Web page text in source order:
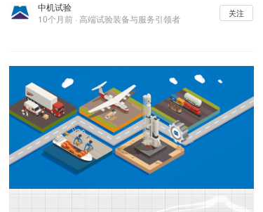
a
g
i
中机试验
10个月前 · 高端试验装备与服务引领者
关注